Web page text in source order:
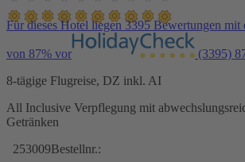
Für dieses Hotel liegen 3395 Bewertungen mit
von 87% vor (3395)
8-tägige Flugreise, DZ inkl. AI
All Inclusive Verpflegung mit
Getränken
253009Bestellnr.: